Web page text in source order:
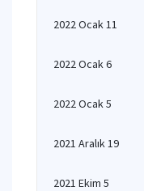
2022 Ocak 11
2022 Ocak 6
2022 Ocak 5
2021 Aralık 19
2021 Ekim 5